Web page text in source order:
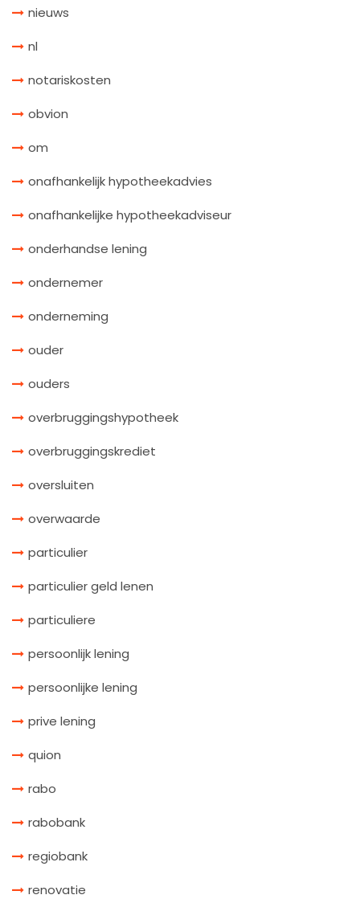
nieuws
nl
notariskosten
obvion
om
onafhankelijk hypotheekadvies
onafhankelijke hypotheekadviseur
onderhandse lening
ondernemer
onderneming
ouder
ouders
overbruggingshypotheek
overbruggingskrediet
oversluiten
overwaarde
particulier
particulier geld lenen
particuliere
persoonlijk lening
persoonlijke lening
prive lening
quion
rabo
rabobank
regiobank
renovatie